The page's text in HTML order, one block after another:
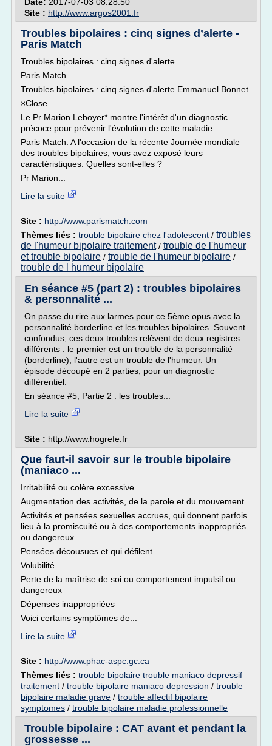
Site : http://www.argos2001.fr
Troubles bipolaires : cinq signes d’alerte -
Paris Match
Troubles bipolaires : cinq signes d'alerte
Paris Match
Troubles bipolaires : cinq signes d'alerte Emmanuel Bonnet
×Close
Le Pr Marion Leboyer* montre l'intérêt d'un diagnostic
précoce pour prévenir l'évolution de cette maladie.
Paris Match. A l'occasion de la récente Journée mondiale
des troubles bipolaires, vous avez exposé leurs
caractéristiques. Quelles sont-elles ?
Pr Marion...
Lire la suite
Site : http://www.parismatch.com
Thèmes liés : trouble bipolaire chez l'adolescent / troubles
de l'humeur bipolaire traitement/ trouble de l'humeur
et trouble bipolaire / trouble de l'humeur bipolaire /
trouble de l humeur bipolaire
En séance #5 (part 2) : troubles bipolaires
& personnalité ...
On passe du rire aux larmes pour ce 5ème opus avec la
personnalité borderline et les troubles bipolaires. Souvent
confondus, ces deux troubles relèvent de deux registres
différents : le premier est un trouble de la personnalité
(borderline), l'autre est un trouble de l'humeur. Un
épisode découpé en 2 parties, pour un diagnostic
différentiel.
En séance #5, Partie 2 : les troubles...
Lire la suite
Site : http://www.hogrefe.fr
Que faut-il savoir sur le trouble bipolaire
(maniaco ...
Irritabilité ou colère excessive
Augmentation des activités, de la parole et du mouvement
Activités et pensées sexuelles accrues, qui donnent parfois
lieu à la promiscuité ou à des comportements inappropriés
ou dangereux
Pensées décousues et qui défilent
Volubilité
Perte de la maîtrise de soi ou comportement impulsif ou
dangereux
Dépenses inappropriées
Voici certains symptômes de...
Lire la suite
Site : http://www.phac-aspc.gc.ca
Thèmes liés : trouble bipolaire trouble maniaco depressif
traitement / trouble bipolaire maniaco depression / trouble
bipolaire maladie grave / trouble affectif bipolaire
symptomes / trouble bipolaire maladie professionnelle
Trouble bipolaire : CAT avant et pendant la
grossesse ...